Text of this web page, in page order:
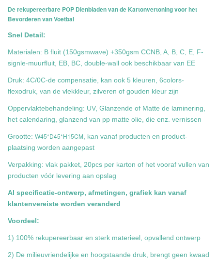
De rekupereerbare POP Dienbladen van de Kartonvertoning voor het
Bevorderen van Voetbal
Snel Detail:
Materialen: B fluit (150gsmwave) +350gsm CCNB, A, B, C, E, F-
signle-muurfluit, EB, BC, double-wall ook beschikbaar van EE
Druk: 4C/0C-de compensatie, kan ook 5 kleuren, 6colors-
flexodruk, van de vlekkleur, zilveren of gouden kleur zijn
Oppervlaktebehandeling: UV, Glanzende of Matte de laminering,
het calendaring, glanzend van pp matte olie, die enz. vernissen
Grootte: W45*D45*H15CM , kan vanaf producten en product-
plaatsing worden aangepast
Verpakking: vlak pakket, 20pcs per karton of het vooraf vullen van
producten vóór levering aan opslag
Al specificatie-ontwerp, afmetingen, grafiek kan vanaf
klantenvereiste worden veranderd
Voordeel:
1) 100% rekupereerbaar en sterk materieel, opvallend ontwerp
2) De milieuvriendelijke en hoogstaande druk, brengt geen kwaad